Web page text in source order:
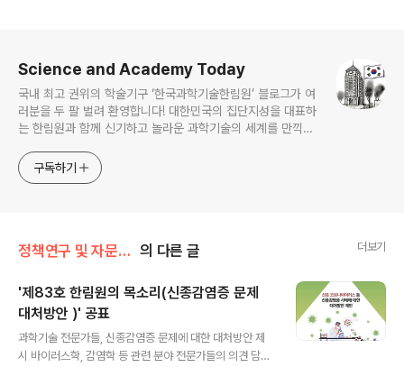
Science and Academy Today
국내 최고 권위의 학술기구 ‘한국과학기술한림원’ 블로그가 여
러분을 두 팔 벌려 환영합니다! 대한민국의 집단지성을 대표하
는 한림원과 함께 신기하고 놀라운 과학기술의 세계를 만끽하
구독하기
정책연구 및 자문/한림원의 목소리 의 다른 글 더보기
'제83호 한림원의 목소리(신종감염증 문제
대처방안 )' 공표
과학기술 전문가들, 신종감염증 문제에 대한 대처방안 제
시 바이러스학, 감염학 등 관련 분야 전문가들의 의견 담아